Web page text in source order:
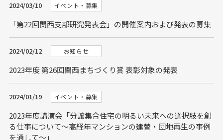
2024/03/10 イベント・募集
「第22回関西支部研究発表会」の開催案内および発表の募集
2024/02/12 お知らせ
2023年度 第26回関西まちづくり賞 表彰対象の発表
2024/01/19 イベント・募集
2023年度講演会「分譲集合住宅の明るい未来への選択肢を創
る仕事について～高経年マンションの建替・団地再生の事例
を通して～」